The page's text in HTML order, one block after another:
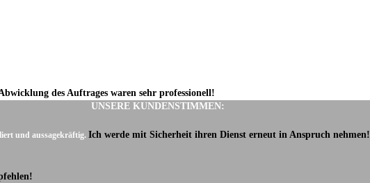
UNSERE KUNDENSTIMMEN:
des Auftrages waren sehr professionell!
und aussagekräftig. Ich werde mit Sicherheit ihren Dienst erneut in Anspruch nehmen!